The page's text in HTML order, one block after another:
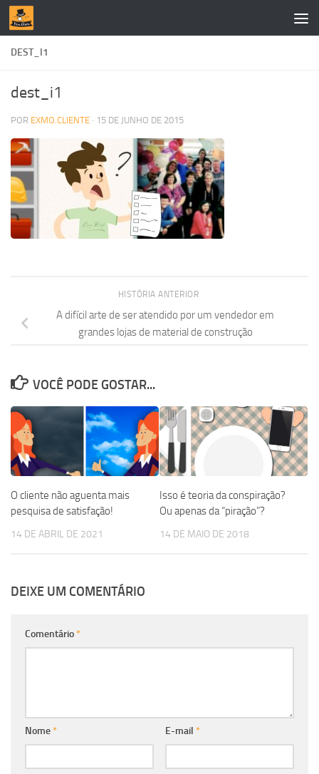
Skip to content
DEST_I1
dest_i1
POR EXMO.CLIENTE · 15 DE JUNHO DE 2015
HISTÓRIA ANTERIOR
A difícil arte de ser atendido por um vendedor em
grandes lojas de material de construção
VOCÊ PODE GOSTAR...
O cliente não aguenta mais
pesquisa de satisfação!
14 DE ABRIL DE 2021
Isso é teoria da conspiração?
Ou apenas da “piração”?
14 DE MAIO DE 2018
DEIXE UM COMENTÁRIO
Comentário*
Nome* E-mail *